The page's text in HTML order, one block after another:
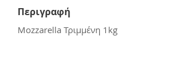
Περιγραφή
Mozzarella Τριμμένη 1kg